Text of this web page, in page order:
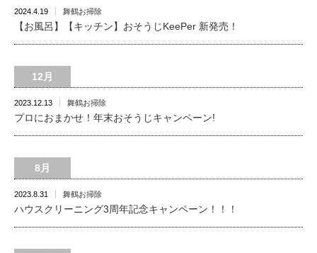
2024.4.19 舞鶴お掃除
【お風呂】【キッチン】おそうじKeePer 新発売！
12月
2023.12.13 舞鶴お掃除
プロにおまかせ！年末おそうじキャンペーン!
8月
2023.8.31 舞鶴お掃除
ハウスクリーニング3周年記念キャンペーン！！！